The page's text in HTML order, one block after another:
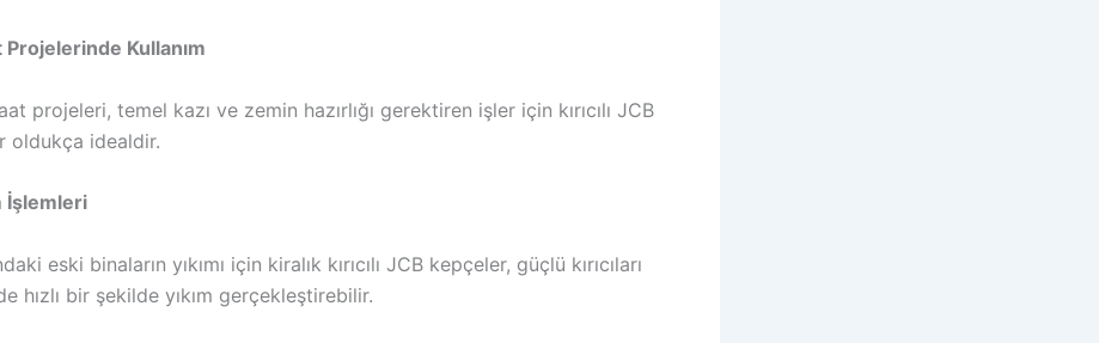
Projelerinde Kullanım
projeleri, temel kazı ve zemin hazırlığı gerektiren işler için kırıcılı JCB
oldukça idealdir.
İşlemleri
eski binaların yıkımı için kiralık kırıcılı JCB kepçeler, güçlü kırıcıları
hızlı bir şekilde yıkım gerçekleştirebilir.